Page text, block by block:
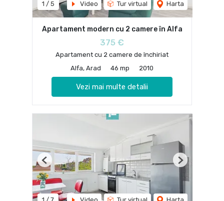
1 / 5 Video Tur virtual Harta
Apartament modern cu 2 camere în Alfa
375 €
Apartament cu 2 camere de închiriat
Alfa, Arad
46 mp 2010
Vezi mai multe detalii
Previous Next